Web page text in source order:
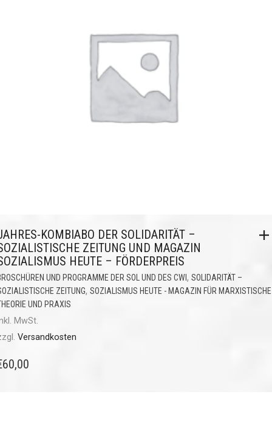
KOMBIABO DER SOLIDARITÄT –
ZEITUNG UND MAGAZIN
HEUTE – FÖRDERPREIS
UND PROGRAMME DER SOL UND DES CWI, SOLIDARITÄT –
ZEITUNG, SOZIALISMUS HEUTE - MAGAZIN FÜR MARXISTISCHE
UND PRAXIS
MwSt.
Versandkosten
60,00